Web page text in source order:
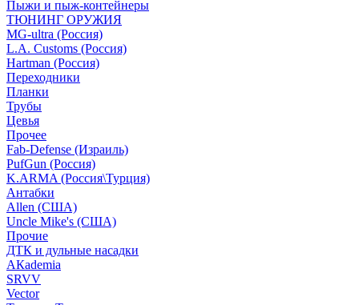
Пыжи и пыж-контейнеры
ТЮНИНГ ОРУЖИЯ
MG-ultra (Россия)
L.A. Customs (Россия)
Hartman (Россия)
Переходники
Планки
Трубы
Цевья
Прочее
Fab-Defense (Израиль)
PufGun (Россия)
K.ARMA (Россия\Турция)
Антабки
Allen (США)
Uncle Mike's (США)
Прочие
ДТК и дульные насадки
АКademia
SRVV
Vector